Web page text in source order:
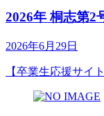
2026年 桐志第2
2026年6月29日
【卒業生応援サイ